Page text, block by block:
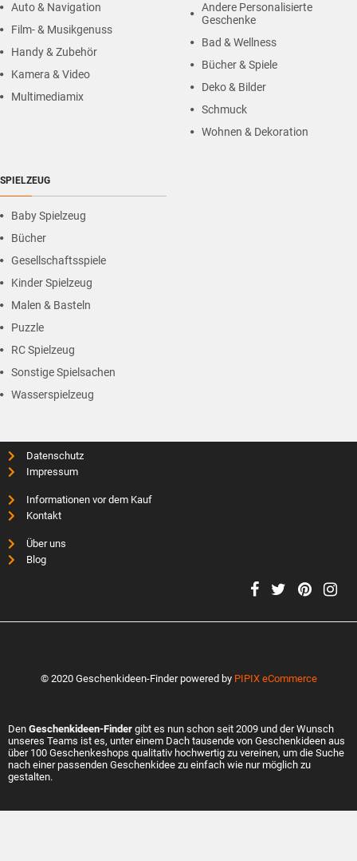
Auto & Navigation
Film- & Musikgenuss
Handy & Zubehör
Kamera & Video
Multimediamix
Andere Personalisierte
Geschenke
Bad & Wellness
Bücher & Spiele
Deko & Bilder
Schmuck
Wohnen & Dekoration
SPIELZEUG
Baby Spielzeug
Bücher
Gesellschaftsspiele
Kinder Spielzeug
Malen & Basteln
Puzzle
RC Spielzeug
Sonstige Spielsachen
Wasserspielzeug
Datenschutz
Impressum
Informationen vor dem Kauf
Kontakt
Über uns
Blog
© 2020 Geschenkideen-Finder powered by PIPIX eCommerce
Den Geschenkideen-Finder gibt es nun schon seit 2009 und der Wunsch
unseres Teams ist es, unter einem Dach tausende von Geschenkideen aus
über 100 Geschenkeshops qualitativ hochwertig zu vereinen, um die Suche
nach einer passenden Geschenkidee zu einfach wie nur möglich zu
gestalten.